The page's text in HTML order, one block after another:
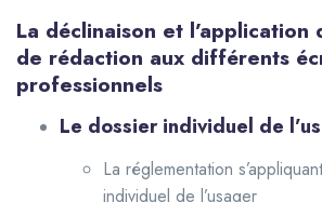
La déclinaison et l’application
de rédaction aux différents
professionnels
Le dossier individuel de
La réglementation
individuel de l’usager